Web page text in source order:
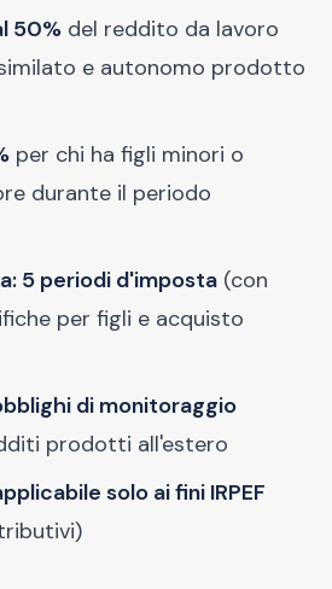
50% del reddito da lavoro
e autonomo prodotto
per chi ha figli minori o
durante il periodo
5 periodi d'imposta (con
per figli e acquisto
di monitoraggio
prodotti all'estero
solo ai fini IRPEF